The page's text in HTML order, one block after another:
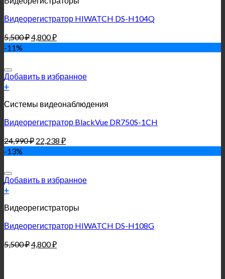
Видеорегистратор HIWATCH DS-H104Q
5,500₽4,800₽
-11%
Добавить в избранное
+
Системы видеонаблюдения
Видеорегистратор BlackVue DR750S-1CH
24,990₽ 22,238 ₽
-13%
Добавить в избранное
+
Видеорегистраторы
Видеорегистратор HIWATCH DS-H108G
5,500₽4,800₽